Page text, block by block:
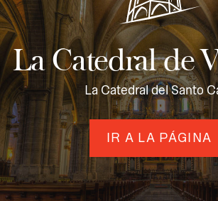
La Catedral de
La Catedral del Santo
IR A LA PÁGINA